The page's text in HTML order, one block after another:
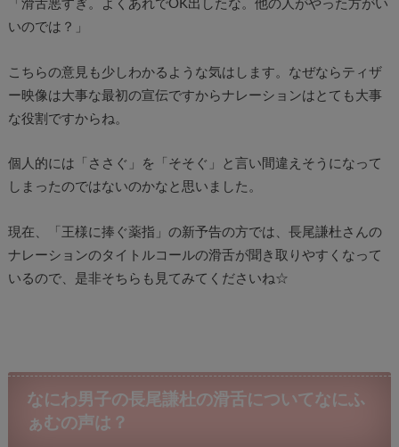
「滑舌悪すぎ。よくあれでOK出したな。他の人がやった方がい
いのでは？」
こちらの意見も少しわかるような気はします。なぜならティザ
ー映像は大事な最初の宣伝ですからナレーションはとても大事
な役割ですからね。
個人的には「ささぐ」を「そそぐ」と言い間違えそうになって
しまったのではないのかなと思いました。
現在、「王様に捧ぐ薬指」の新予告の方では、長尾謙杜さんの
ナレーションのタイトルコールの滑舌が聞き取りやすくなって
いるので、是非そちらも見てみてくださいね☆
なにわ男子の長尾謙杜の滑舌についてなにふ
ぁむの声は？